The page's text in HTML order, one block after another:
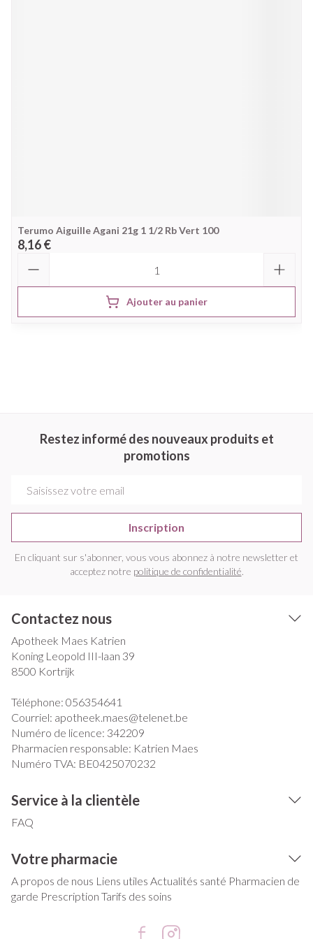
Terumo Aiguille Agani 21g 1 1/2 Rb Vert 100
8,16 €
Ajouter au panier
Restez informé des nouveaux produits et
promotions
Inscription
En cliquant sur s'abonner, vous vous abonnez à notre newsletter et
acceptez notre politique de confidentialité.
Contactez nous
Apotheek Maes Katrien
Koning Leopold III-laan 39
8500 Kortrijk
Téléphone: 056354641
Courriel: apotheek.maes@telenet.be
Numéro de licence: 342209
Pharmacien responsable: Katrien Maes
Numéro TVA: BE0425070232
Service à la clientèle
FAQ
Votre pharmacie
A propos de nous Liens utiles Actualités santé Pharmacien de
garde Prescription Tarifs des soins